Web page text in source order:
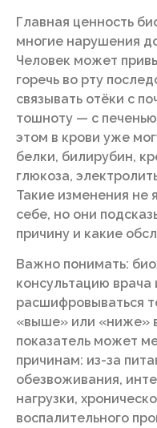
Главная ценность
многие нарушения
Человек может
горечь во рту
связывать отёки с
тошноту — с
этом в крови уже
белки, билирубин,
глюкоза,
Такие изменения не
себе, но они
причину и какие
Важно понимать:
консультацию
расшифровываться
«выше» или «ниже»
показатель может
причинам: из-за
обезвоживания,
нагрузки,
воспалительного